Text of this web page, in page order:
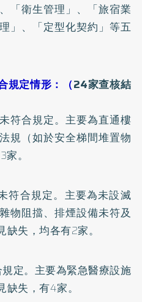
「衛生管理」、「旅宿業
」、「定型化契約」等五
規定情形：（24家查核結
符合規定。主要為直通樓
規（如於安全梯間堆置物
。
符合規定。主要為未設滅
物阻擋、排煙設備未符及
失，均各有2家。
定。主要為緊急醫療設施
失，有4家。